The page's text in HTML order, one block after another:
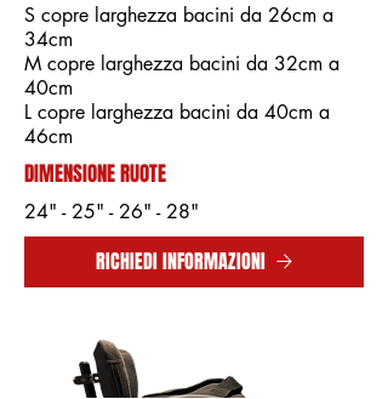
S copre larghezza bacini da 26cm a
34cm
M copre larghezza bacini da 32cm a
40cm
L copre larghezza bacini da 40cm a
46cm
DIMENSIONE RUOTE
24" - 25" - 26" - 28"
RICHIEDI INFORMAZIONI